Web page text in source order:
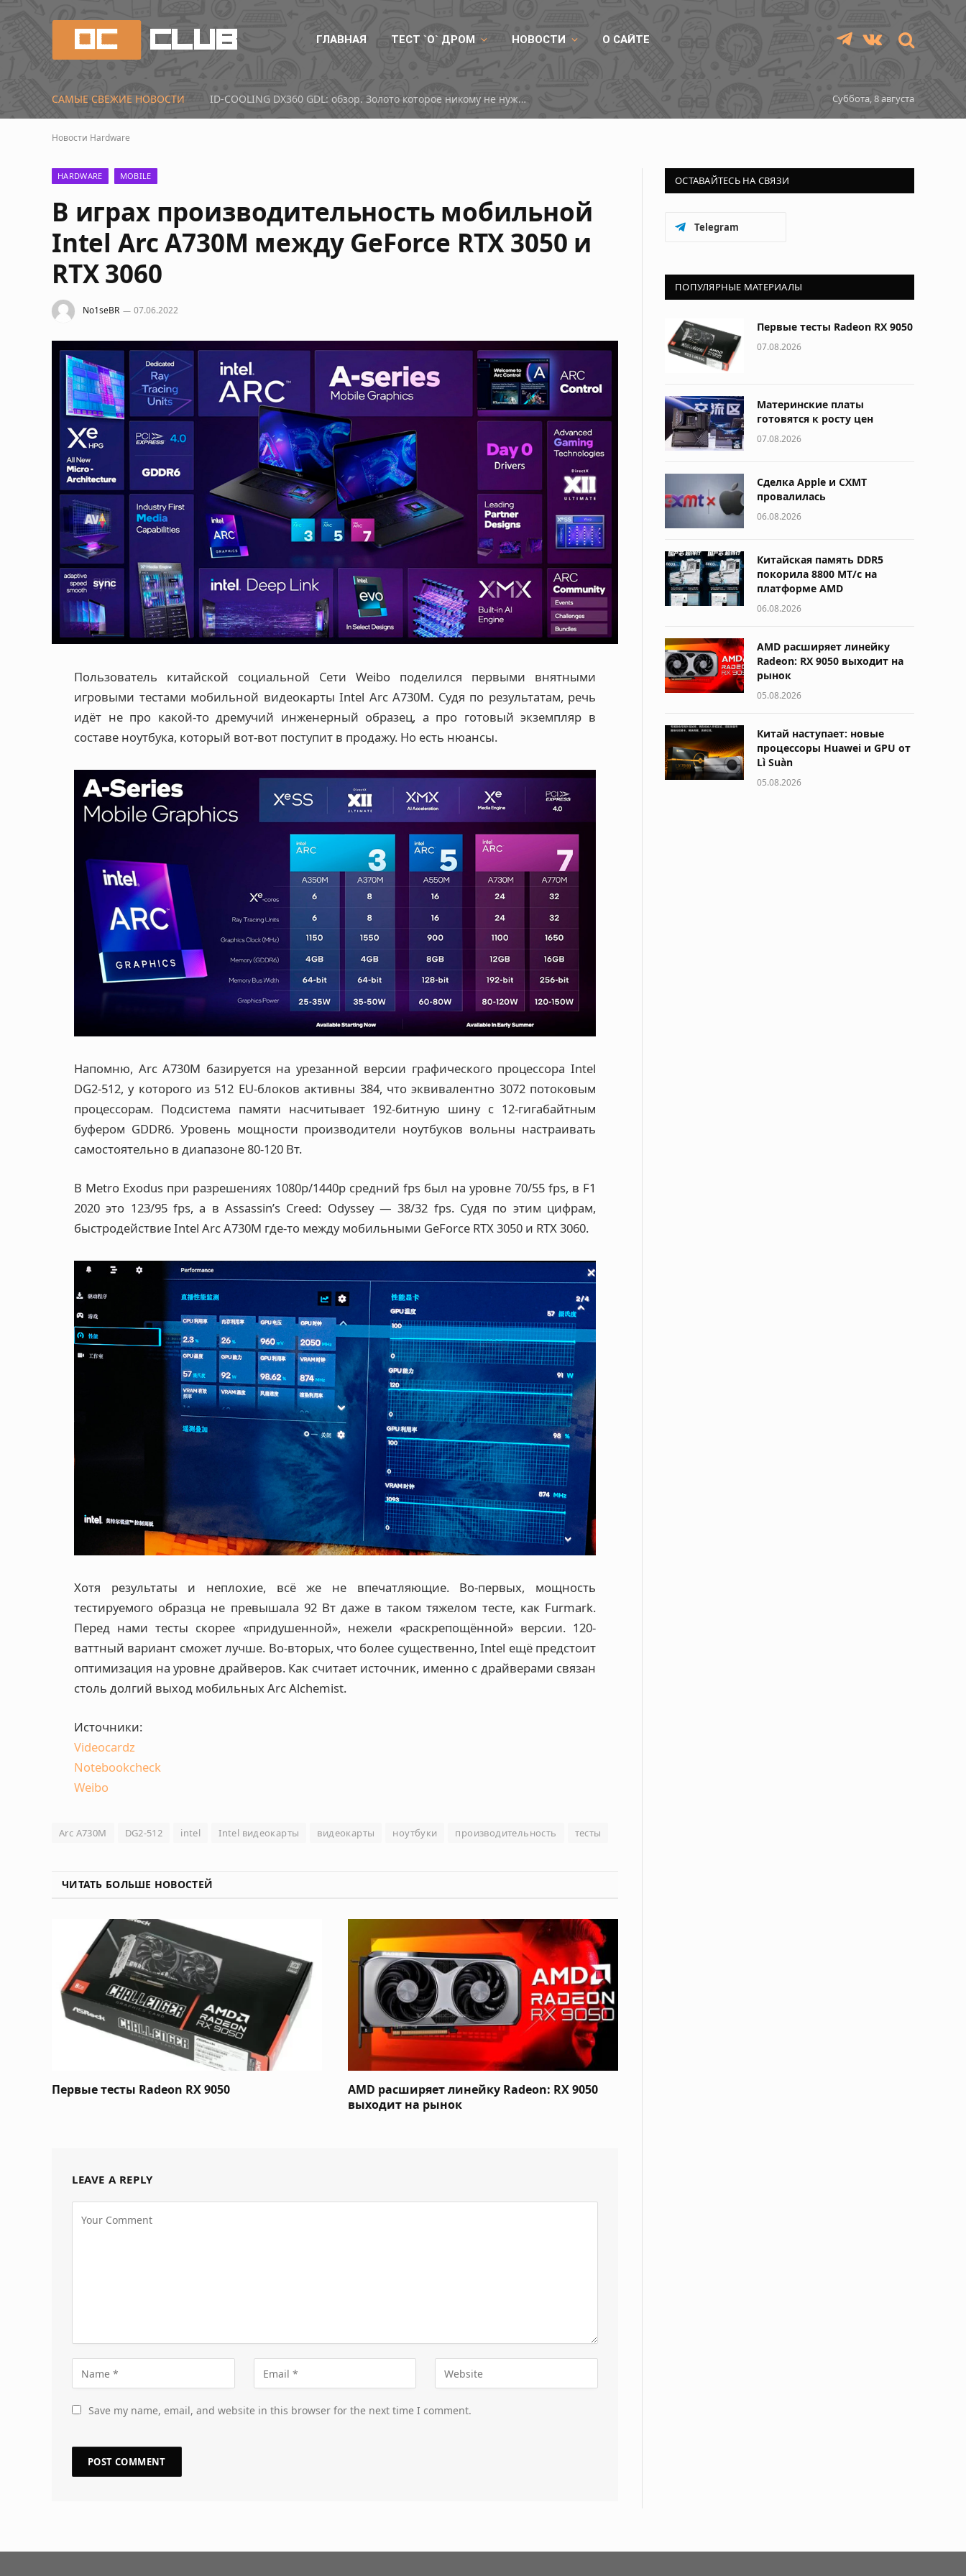
ГЛАВНАЯ ТЕСТ `О` ДРОМ НОВОСТИ О САЙТЕ TelegramVKontakte
САМЫЕ СВЕЖИЕ НОВОСТИ Первые тесты Radeon RX 9050 Суббота, 8 августа
Новости Hardware
HARDWARE MOBILE
В играх производительность мобильной
Intel Arc A730M между GeForce RTX 3050 и
RTX 3060
No1seBR 07.06.2022
Пользователь китайской социальной Сети Weibo поделился первыми внятными
игровыми тестами мобильной видеокарты Intel Arc A730M. Судя по результатам, речь
идёт не про какой-то дремучий инженерный образец, а про готовый экземпляр в
составе ноутбука, который вот-вот поступит в продажу. Но есть нюансы.
Напомню, Arc A730M базируется на урезанной версии графического процессора Intel
DG2-512, у которого из 512 EU-блоков активны 384, что эквивалентно 3072 потоковым
процессорам. Подсистема памяти насчитывает 192-битную шину с 12-гигабайтным
буфером GDDR6. Уровень мощности производители ноутбуков вольны настраивать
самостоятельно в диапазоне 80-120 Вт.
В Metro Exodus при разрешениях 1080p/1440p средний fps был на уровне 70/55 fps, в F1
2020 это 123/95 fps, а в Assassin’s Creed: Odyssey — 38/32 fps. Судя по этим цифрам,
быстродействие Intel Arc A730M где-то между мобильными GeForce RTX 3050 и RTX 3060.
Хотя результаты и неплохие, всё же не впечатляющие. Во-первых, мощность
тестируемого образца не превышала 92 Вт даже в таком тяжелом тесте, как Furmark.
Перед нами тесты скорее «придушенной», нежели «раскрепощённой» версии. 120-
ваттный вариант сможет лучше. Во-вторых, что более существенно, Intel ещё предстоит
оптимизация на уровне драйверов. Как считает источник, именно с драйверами связан
столь долгий выход мобильных Arc Alchemist.
Источники:
Videocardz
Notebookcheck
Weibo
Arc A730M DG2-512 intel Intel видеокарты видеокарты ноутбуки производительность тесты
ЧИТАТЬ БОЛЬШЕ НОВОСТЕЙ
Первые тесты Radeon RX 9050
AMD расширяет линейку Radeon: RX 9050
выходит на рынок
LEAVE A REPLY
Save my name, email, and website in this browser for the next time I comment.
ОСТАВАЙТЕСЬ НА СВЯЗИ
Telegram
ПОПУЛЯРНЫЕ МАТЕРИАЛЫ
Первые тесты Radeon RX 9050
07.08.2026
Материнские платы
готовятся к росту цен
07.08.2026
Сделка Apple и CXMT
провалилась
06.08.2026
Китайская память DDR5
покорила 8800 МТ/с на
платформе AMD
06.08.2026
AMD расширяет линейку
Radeon: RX 9050 выходит на
рынок
05.08.2026
Китай наступает: новые
процессоры Huawei и GPU от
Lì Suàn
05.08.2026